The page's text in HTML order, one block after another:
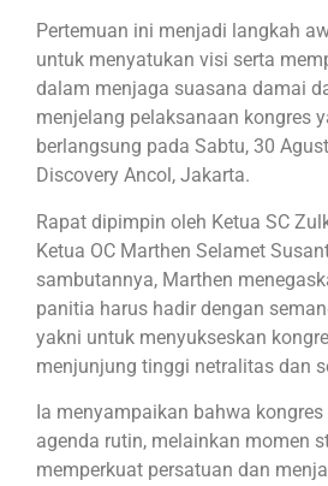
Pertemuan ini menjadi langkah
untuk menyatukan visi serta
dalam menjaga suasana damai
menjelang pelaksanaan kongres
berlangsung pada Sabtu, 30
Discovery Ancol, Jakarta.
Rapat dipimpin oleh Ketua SC
Ketua OC Marthen Selamet
sambutannya, Marthen
panitia harus hadir dengan
yakni untuk menyukseskan
menjunjung tinggi netralitas dan
Ia menyampaikan bahwa
agenda rutin, melainkan momen
memperkuat persatuan dan